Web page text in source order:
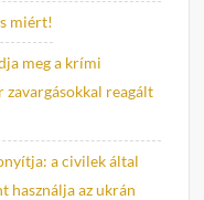
miért!
meg a krími
zavargásokkal reagált
a civilek által
használja az ukrán